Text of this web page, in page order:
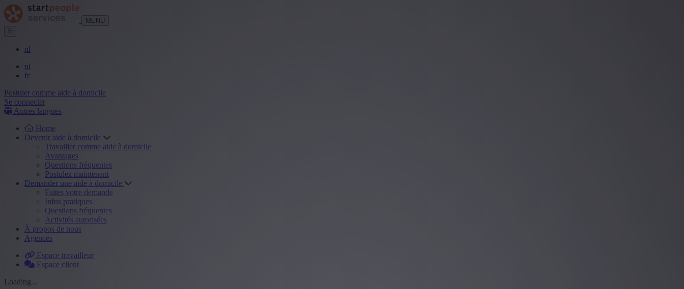
MENU
fr
nl
nl
fr
Postuler comme aide à domicile
Se connecter
Autres langues
Home
Devenir aide à domicile
Travailler comme aide à domicile
Avantages
Questions fréquentes
Postulez maintenant
Demander une aide à domicile
Faites votre demande
Infos pratiques
Questions fréquentes
Activités autorisées
À propos de nous
Agences
Espace travailleur
Espace client
Loading...